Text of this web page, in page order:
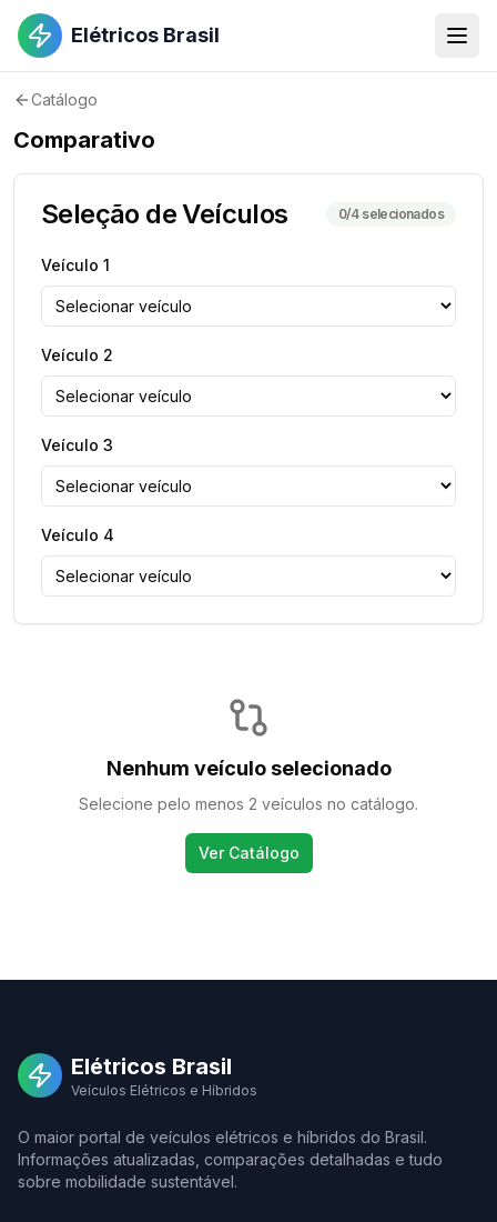
Elétricos Brasil
Catálogo
Comparativo
Seleção de Veículos 0/4 selecionados
Veículo 1
Veículo 2
Veículo 3
Veículo 4
Nenhum veículo selecionado
Selecione pelo menos 2 veículos no catálogo.
Ver Catálogo
Elétricos Brasil
Veículos Elétricos e Híbridos
O maior portal de veículos elétricos e híbridos do Brasil.
Informações atualizadas, comparações detalhadas e tudo
sobre mobilidade sustentável.